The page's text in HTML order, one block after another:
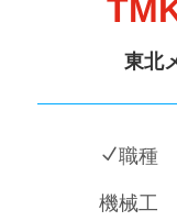
東北
N職種
機械工